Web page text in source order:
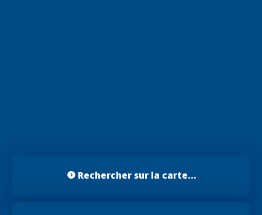
Rechercher sur la carte...